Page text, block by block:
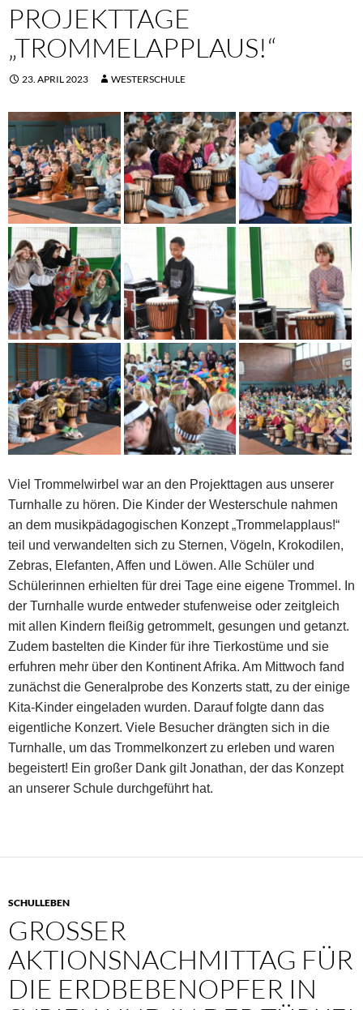
PROJEKTTAGE
„TROMMELAPPLAUS!“
23. APRIL 2023 WESTERSCHULE
Viel Trommelwirbel war an den Projekttagen aus unserer
Turnhalle zu hören. Die Kinder der Westerschule nahmen
an dem musikpädagogischen Konzept „Trommelapplaus!“
teil und verwandelten sich zu Sternen, Vögeln, Krokodilen,
Zebras, Elefanten, Affen und Löwen. Alle Schüler und
Schülerinnen erhielten für drei Tage eine eigene Trommel. In
der Turnhalle wurde entweder stufenweise oder zeitgleich
mit allen Kindern fleißig getrommelt, gesungen und getanzt.
Zudem bastelten die Kinder für ihre Tierkostüme und sie
erfuhren mehr über den Kontinent Afrika. Am Mittwoch fand
zunächst die Generalprobe des Konzerts statt, zu der einige
Kita-Kinder eingeladen wurden. Darauf folgte dann das
eigentliche Konzert. Viele Besucher drängten sich in die
Turnhalle, um das Trommelkonzert zu erleben und waren
begeistert! Ein großer Dank gilt Jonathan, der das Konzept
an unserer Schule durchgeführt hat.
SCHULLEBEN
GROSSER A
KTIONSNACHMITTAG FÜR D
IE ERDBEBENOPFER IN S